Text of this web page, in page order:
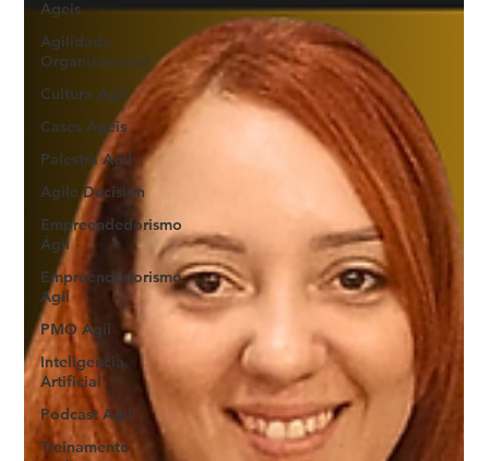
Ageis
Agilidade
Organizacional
Cultura Agil
Cases Ageis
Palestra Agil
Agile Decision
Empreendedorismo
Ágil
Empreendedorismo
Agil
PMO Agil
Inteligencia
Artificial
Podcast Agil
Treinamento